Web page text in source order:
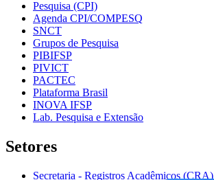
Pesquisa (CPI)
Agenda CPI/COMPESQ
SNCT
Grupos de Pesquisa
PIBIFSP
PIVICT
PACTEC
Plataforma Brasil
INOVA IFSP
Lab. Pesquisa e Extensão
Setores
Secretaria - Registros Acadêmicos (CRA)